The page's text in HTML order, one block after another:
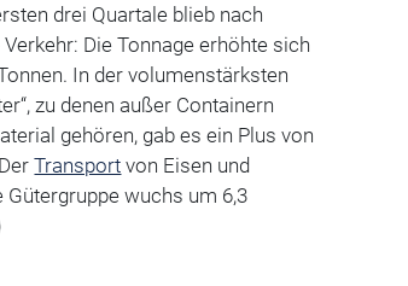
drei Quartale blieb nach
Die Tonnage erhöhte sich
In der volumenstärksten
zu denen außer Containern
gehören, gab es ein Plus von
Transport von Eisen und
wuchs um 6,3